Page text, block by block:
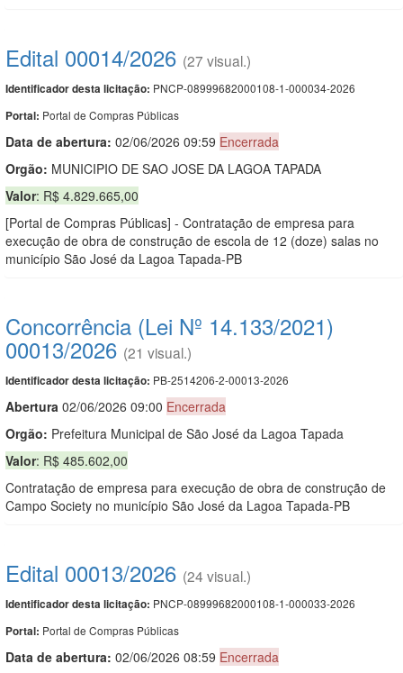
Edital 00014/2026 (27 visual.)
Identificador desta licitação: PNCP-08999682000108-1-000034-2026
Portal: Portal de Compras Públicas
Data de abertura: 02/06/2026 09:59 Encerrada
Orgão: MUNICIPIO DE SAO JOSE DA LAGOA TAPADA
Valor: R$ 4.829.665,00
[Portal de Compras Públicas] - Contratação de empresa para
execução de obra de construção de escola de 12 (doze) salas no
município São José da Lagoa Tapada-PB
Concorrência (Lei Nº 14.133/2021)
00013/2026 (21 visual.)
Identificador desta licitação: PB-2514206-2-00013-2026
Abertura 02/06/2026 09:00 Encerrada
Orgão: Prefeitura Municipal de São José da Lagoa Tapada
Valor: R$ 485.602,00
Contratação de empresa para execução de obra de construção de
Campo Society no município São José da Lagoa Tapada-PB
Edital 00013/2026 (24 visual.)
Identificador desta licitação: PNCP-08999682000108-1-000033-2026
Portal: Portal de Compras Públicas
Data de abertura: 02/06/2026 08:59 Encerrada